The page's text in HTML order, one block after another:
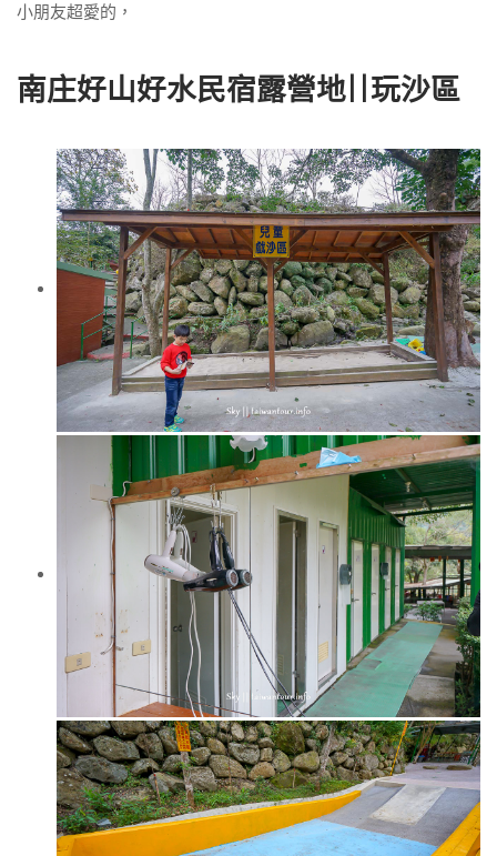
小朋友超愛的，
南庄好山好水民宿露營地||玩沙區